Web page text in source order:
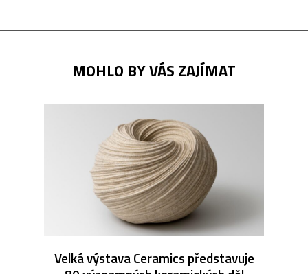
MOHLO BY VÁS ZAJÍMAT
Velká výstava Ceramics představuje